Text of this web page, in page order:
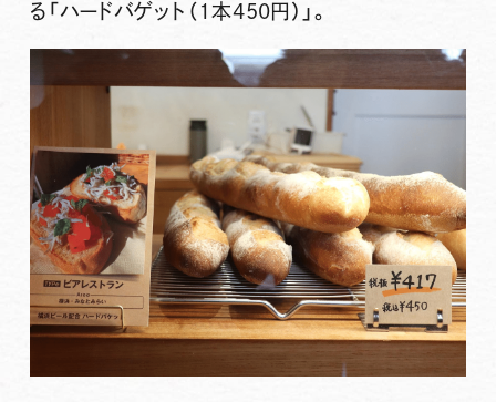
る 「ハードバゲット（1本450円）」。